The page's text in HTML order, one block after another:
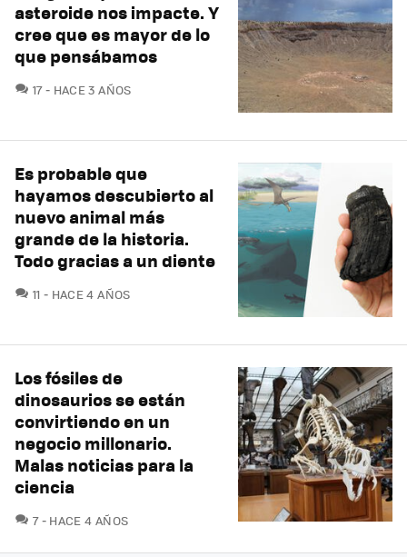
asteroide nos impacte. Y
cree que es mayor de lo
que pensábamos
17COMENTARIOS
HACE 3 AÑOS
Es probable que
hayamos descubierto al
nuevo animal más
grande de la historia.
Todo gracias a un diente
11 COMENTARIOS
HACE 4 AÑOS
Los fósiles de
dinosaurios se están
convirtiendo en un
negocio millonario.
Malas noticias para la
ciencia
7COMENTARIOS
HACE 4 AÑOS